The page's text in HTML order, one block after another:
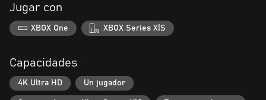
Jugar con
XBOX One XBOX Series X|S
Capacidades
4K Ultra HD Un jugador